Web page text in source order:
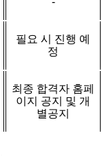
필요 시 진행 예
정
최종 합격자 홈페
이지 공지 및 개
별공지